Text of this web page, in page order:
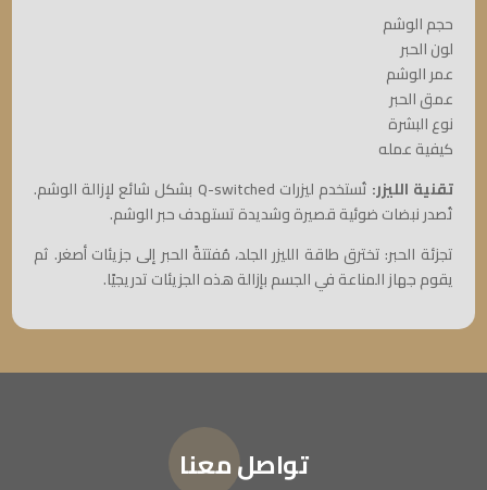
حجم الوشم
لون الحبر
عمر الوشم
عمق الحبر
نوع البشرة
كيفية عمله
تقنية الليزر:
تُستخدم ليزرات Q-switched بشكل شائع لإزالة الوشم.
تُصدر نبضات ضوئية قصيرة وشديدة تستهدف حبر الوشم.
تجزئة الحبر: تخترق طاقة الليزر الجلد، مُفتتةً الحبر إلى جزيئات أصغر. ثم
يقوم جهاز المناعة في الجسم بإزالة هذه الجزيئات تدريجيًا.
تواصل معنا